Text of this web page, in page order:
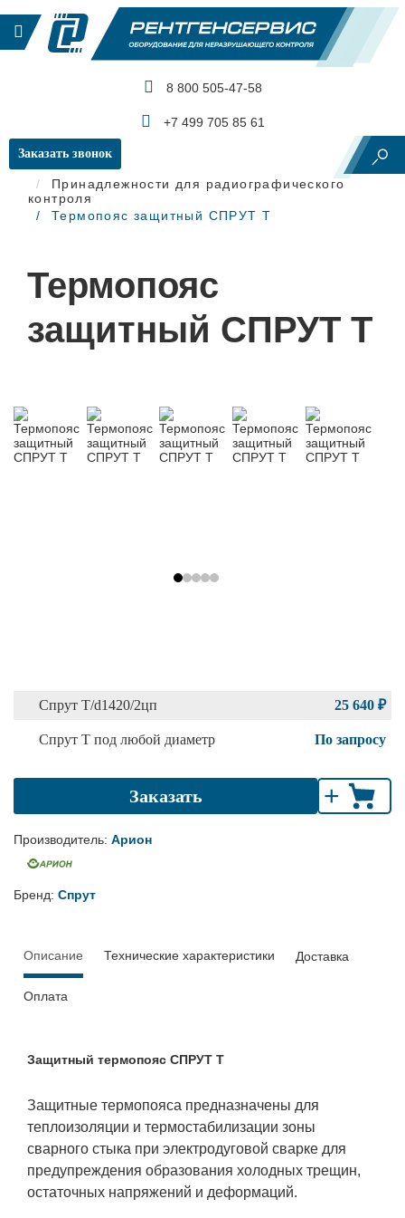
8 800 505-47-58
+7 499 705 85 61
Заказать звонок
Главная
Рентгеновский контроль
Принадлежности для радиографического
контроля
Термопояс защитный СПРУТ Т
Термопояс
защитный СПРУТ Т
25 640 ₽
Спрут Т/d1420/2цп
По запросу
Спрут Т под любой диаметр
Заказать +
Производитель: Арион
Бренд: Спрут
Описание Технические характеристики Доставка
Оплата
Защитный термопояс СПРУТ Т
Защитные термопояса предназначены для
теплоизоляции и термостабилизации зоны
сварного стыка при электродуговой сварке для
предупреждения образования холодных трещин,
остаточных напряжений и деформаций.